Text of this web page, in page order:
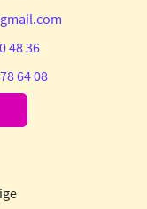
48 36
64 08